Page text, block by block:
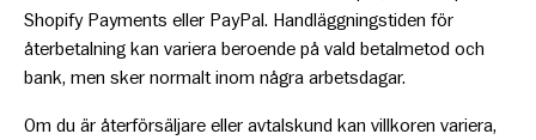
Shopify Payments eller PayPal. Handläggningstiden för
återbetalning kan variera beroende på vald betalmetod och
bank, men sker normalt inom några arbetsdagar.
Om du är återförsäljare eller avtalskund kan villkoren variera,